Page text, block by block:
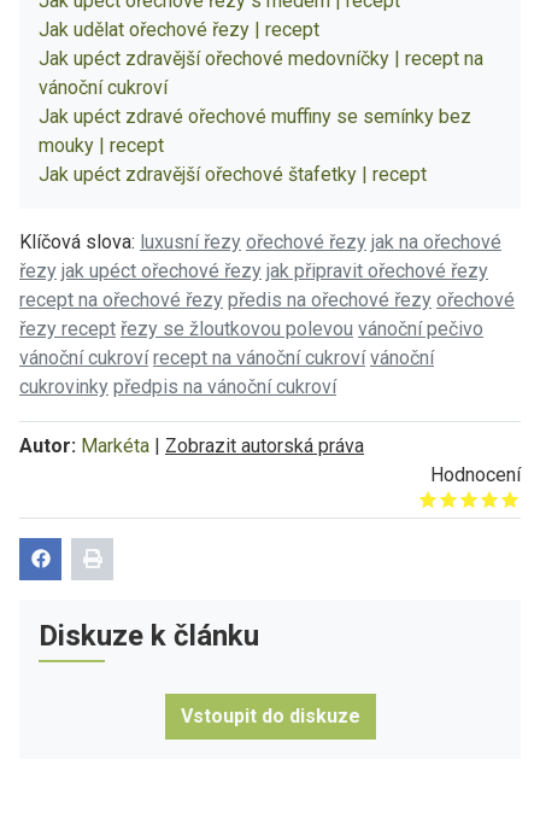
Jak udělat ořechové řezy | recept
Jak upéct zdravější ořechové medovníčky | recept na
vánoční cukroví
Jak upéct zdravé ořechové muffiny se semínky bez
mouky | recept
Jak upéct zdravější ořechové štafetky | recept
Klíčová slova: luxusní řezy ořechové řezy jak na ořechové
řezy jak upéct ořechové řezy jak připravit ořechové řezy
recept na ořechové řezy předis na ořechové řezy ořechové
řezy recept řezy se žloutkovou polevou vánoční pečivo
vánoční cukroví recept na vánoční cukroví vánoční
cukrovinky předpis na vánoční cukroví
Autor: Markéta | Zobrazit autorská práva
Hodnocení
Give it 1/5
Give it 2/5
Give it 3/5
Give it 4/5
Give it 5/5
Diskuze k článku
Vstoupit do diskuze